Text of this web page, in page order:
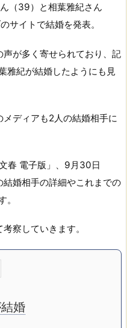
（39）と相葉雅紀さん
サイトで結婚を発表。
が多く寄せられており、記
雅紀が結婚したようにも見
ディアも2人の結婚相手に
春 電子版」、9月30日
結婚相手の詳細やこれまでの
察していきます。
婚